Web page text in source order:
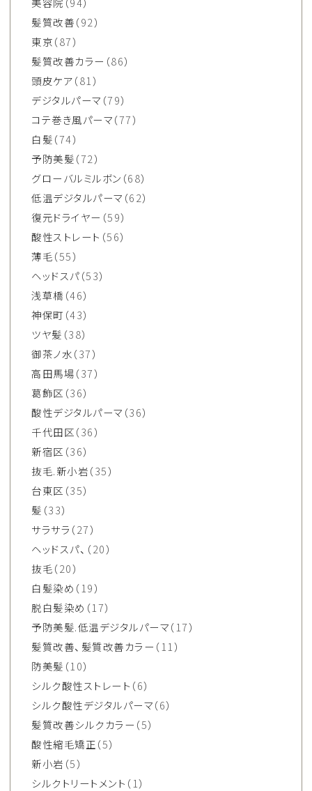
髪質改善（92）
東京（87）
髪質改善カラー （86）
頭皮ケア（81）
デジタルパーマ （79）
コテ巻き風パーマ（77）
白髪（74）
予防美髪（72）
グローバルミルボン （68）
低温デジタルパーマ （62）
復元ドライヤー （59）
酸性ストレート （56）
薄毛（55）
ヘッドスパ（53）
浅草橋 （46）
神保町 （43）
ツヤ髪 （38）
御茶ノ水（37）
高田馬場（37）
葛飾区 （36）
酸性デジタルパーマ （36）
千代田区（36）
新宿区 （36）
抜毛.新小岩（35）
台東区 （35）
髪 （33）
サラサラ （27）
ヘッドスパ、 （20）
抜毛（20）
白髪染め （19）
脱白髪染め （17）
予防美髪.低温デジタルパーマ（17）
髪質改善、髪質改善カラー （11）
防美髪 （10）
シルク酸性ストレート （6）
シルク酸性デジタルパーマ（6）
髪質改善シルクカラー （5）
酸性縮毛矯正（5）
新小岩 （5）
シルクトリートメント （1）